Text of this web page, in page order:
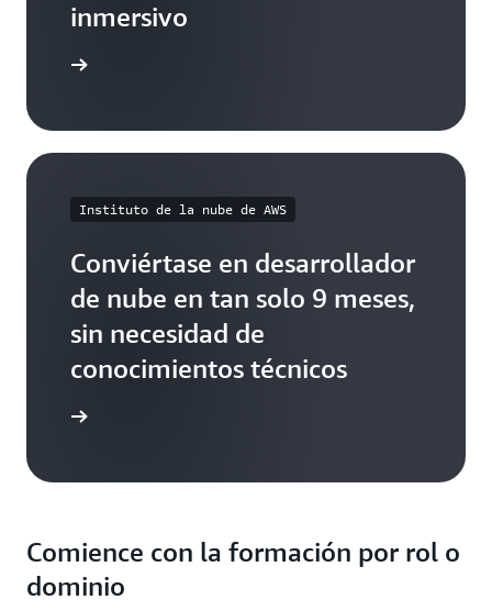
inmersivo
Instituto de la nube de AWS
Conviértase en desarrollador
de nube en tan solo 9 meses,
sin necesidad de
conocimientos técnicos
Comience con la formación por rol o
dominio